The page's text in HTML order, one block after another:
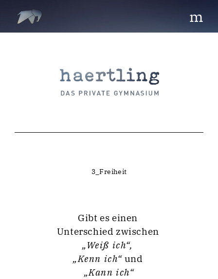
m
3_Freiheit
Gibt es einen
Unterschied zwischen
„Weiß ich“,
„Kenn ich“ und
„Kann ich“